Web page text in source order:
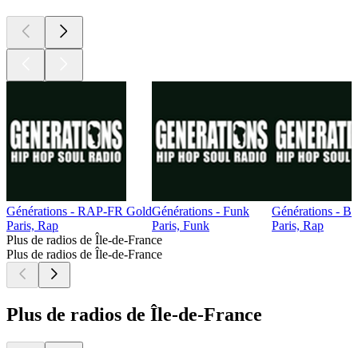
Générations - RAP-FR Gold
Paris, Rap
Générations - Funk
Paris, Funk
Générations -
Paris, Rap
Plus de radios de Île-de-France
Plus de radios de Île-de-France
Plus de radios de Île-de-France